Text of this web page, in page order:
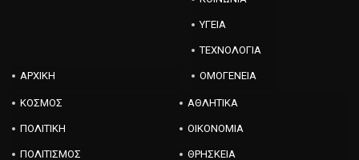
ΑΡΧΙΚΗ
ΥΓΕΙΑ
ΤΕΧΝΟΛΟΓΙΑ
ΟΜΟΓΕΝΕΙΑ
ΚΟΣΜΟΣ ΑΘΛΗΤΙΚΑ
ΠΟΛΙΤΙΚΗ ΟΙΚΟΝΟΜΙΑ
ΠΟΛΙΤΙΣΜΟΣ ΘΡΗΣΚΕΙΑ